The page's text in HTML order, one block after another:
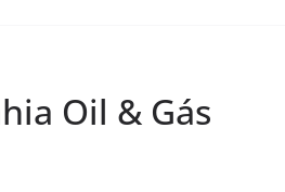
Oil & Gás